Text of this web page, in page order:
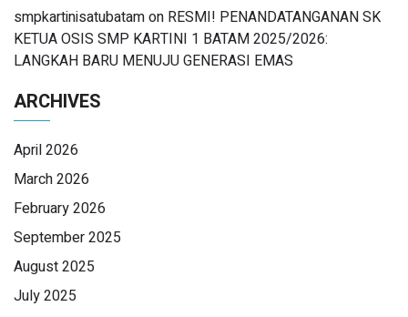
smpkartinisatubatamon RESMI! PENANDATANGANAN SK
KETUA OSIS SMP KARTINI 1 BATAM 2025/2026:
LANGKAH BARU MENUJU GENERASI EMAS
ARCHIVES
April 2026
March 2026
February 2026
September 2025
August 2025
July 2025